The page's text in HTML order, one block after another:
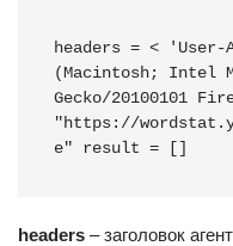
headers = <
(Macintosh; Intel
Gecko/20100101
"https://
e" result = []
headers – заголовок